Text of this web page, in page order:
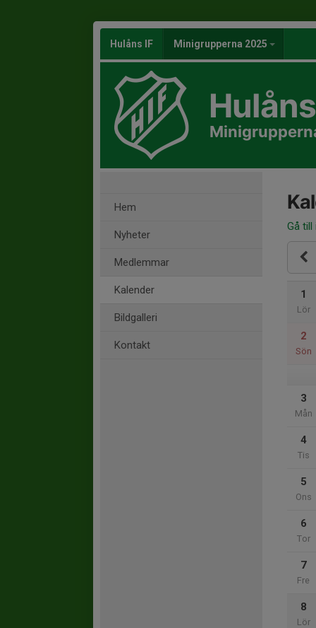
Hulåns IF Minigrupperna 2025
Hem
Nyheter
Medlemmar
Kalender
Bildgalleri
Kontakt
Gå till
1
Lör
2
Sön
3
Mån
4
Tis
5
Ons
6
Tor
7
Fre
8
Lör